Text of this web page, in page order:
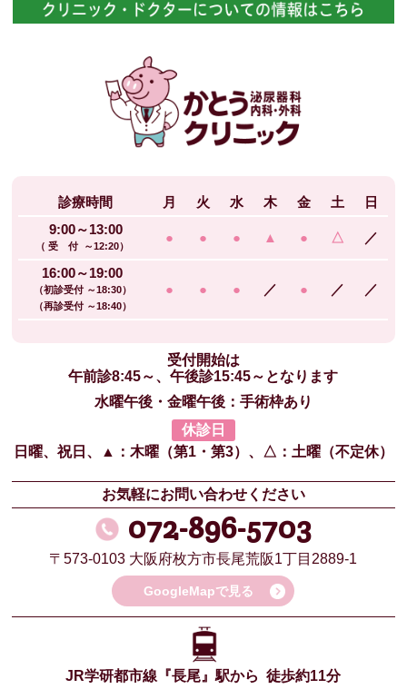
診療時間 月 火 水 木 金 土
日
9:00～13:00
（ 受 付 ～12:20）
● ● ● ▲ ● △ ／
16:00～19:00
（初診受付 ～18:30）
（再診受付 ～18:40）
● ● ● ／ ● ／ ／
受付開始は
午前診8:45～、午後診15:45～となります
水曜午後・金曜午後：手術枠あり
休診日
日曜、祝日、
▲：木曜（第1・第3）、 △：土曜（不定休）
お気軽にお問い合わせください
072-896-5703
〒573-0103 大阪府枚方市長尾荒阪1丁目2889-1
GoogleMapで見る
JR学研都市線 『長尾』駅から徒歩約11分